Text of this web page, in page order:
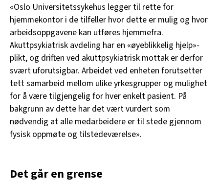
«Oslo Universitetssykehus legger til rette for
hjemmekontor i de tilfeller hvor dette er mulig og hvor
arbeidsoppgavene kan utføres hjemmefra.
Akuttpsykiatrisk avdeling har en «øyeblikkelig hjelp»-
plikt, og driften ved akuttpsykiatrisk mottak er derfor
svært uforutsigbar. Arbeidet ved enheten forutsetter
tett samarbeid mellom ulike yrkesgrupper og mulighet
for å være tilgjengelig for hver enkelt pasient. På
bakgrunn av dette har det vært vurdert som
nødvendig at alle medarbeidere er til stede gjennom
fysisk oppmøte og tilstedeværelse».
Det går en grense